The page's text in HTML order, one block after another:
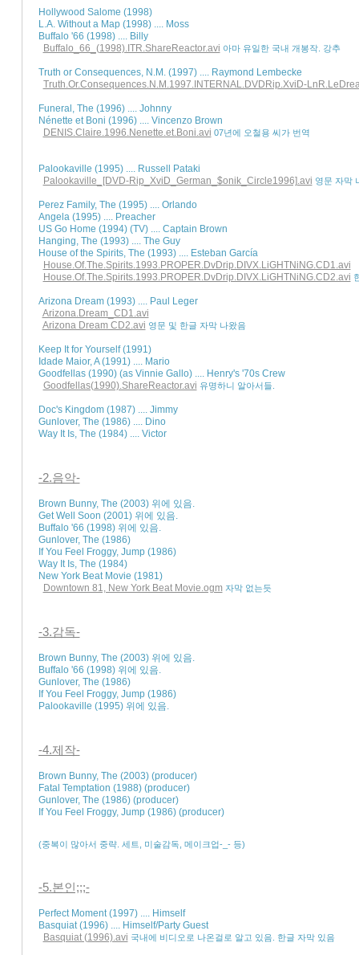
Hollywood Salome (1998)
L.A. Without a Map (1998) .... Moss
Buffalo '66 (1998) .... Billy
Buffalo_66_(1998).ITR.ShareReactor.avi 아마 유일한 국내 개봉작. 강추
Truth or Consequences, N.M. (1997) .... Raymond Lembecke
Truth.Or.Consequences.N.M.1997.INTERNAL.DVDRip.XviD-
Funeral, The (1996) .... Johnny
Nénette et Boni (1996) .... Vincenzo Brown
DENIS.Claire.1996.Nenette.et.Boni.avi 07년에 오철용 씨가 번역
Palookaville (1995) .... Russell Pataki
Palookaville_[DVD-Rip_XviD_German_$onik_Circle1996].avi 영문 자막
Perez Family, The (1995) .... Orlando
Angela (1995) .... Preacher
US Go Home (1994) (TV) .... Captain Brown
Hanging, The (1993) .... The Guy
House of the Spirits, The (1993) .... Esteban García
House.Of.The.Spirits.1993.PROPER.DvDrip.DIVX.LiGHTNiNG.CD1.avi
House.Of.The.Spirits.1993.PROPER.DvDrip.DIVX.LiGHTNiNG.CD2.avi
Arizona Dream (1993) .... Paul Leger
Arizona.Dream_CD1.avi
Arizona Dream CD2.avi 영문 및 한글 자막 나왔음
Keep It for Yourself (1991)
Idade Maior, A (1991) .... Mario
Goodfellas (1990) (as Vinnie Gallo) .... Henry's '70s Crew
Goodfellas(1990).ShareReactor.avi 유명하니 알아서들.
Doc's Kingdom (1987) .... Jimmy
Gunlover, The (1986) .... Dino
Way It Is, The (1984) .... Victor
-2.음악-
Brown Bunny, The (2003) 위에 있음.
Get Well Soon (2001) 위에 있음.
Buffalo '66 (1998) 위에 있음.
Gunlover, The (1986)
If You Feel Froggy, Jump (1986)
Way It Is, The (1984)
New York Beat Movie (1981)
Downtown 81, New York Beat Movie.ogm 자막 없는듯
-3.감독-
Brown Bunny, The (2003) 위에 있음.
Buffalo '66 (1998) 위에 있음.
Gunlover, The (1986)
If You Feel Froggy, Jump (1986)
Palookaville (1995) 위에 있음.
-4.제작-
Brown Bunny, The (2003) (producer)
Fatal Temptation (1988) (producer)
Gunlover, The (1986) (producer)
(중복이 많아서 중략. 세트, 미술감독, 메이크업-_- 등)
-5.본인;;;-
Perfect Moment (1997) .... Himself
Basquiat (1996) .... Himself/Party Guest
Basquiat (1996).avi 국내에 비디오로 나온걸로 알고 있음. 한글 자막 있음